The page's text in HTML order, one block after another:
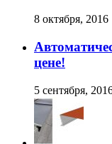
8 октября, 2016
цене!
5 сентября,